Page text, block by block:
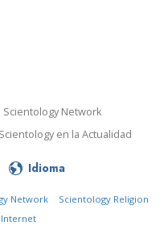
Network
en la Actualidad
Idioma
Network
Scientology Religion